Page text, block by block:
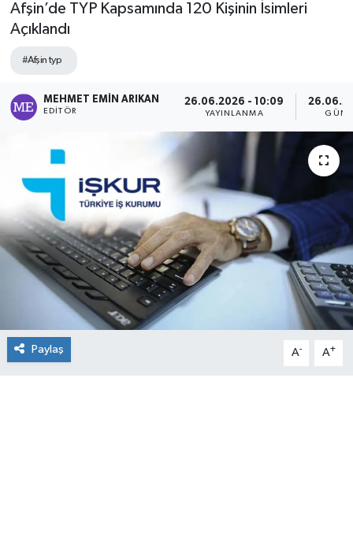
Afşin’de TYP Kapsamında 120 Kişinin İsimleri
Açıklandı
#Afşin typ
MEHMET EMIN ARIKAN
EDITÖR
26.06.2026 - 10:09
YAYINLANMA
Paylaş A- A+